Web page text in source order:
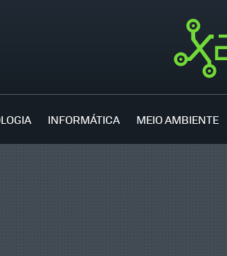
INFORMÁTICA MEIO AMBIENTE